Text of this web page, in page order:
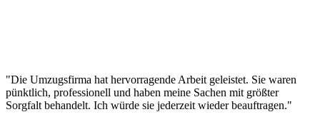
"Die Umzugsfirma hat hervorragende Arbeit geleistet. Sie waren
pünktlich, professionell und haben meine Sachen mit größter
Sorgfalt behandelt. Ich würde sie jederzeit wieder beauftragen."